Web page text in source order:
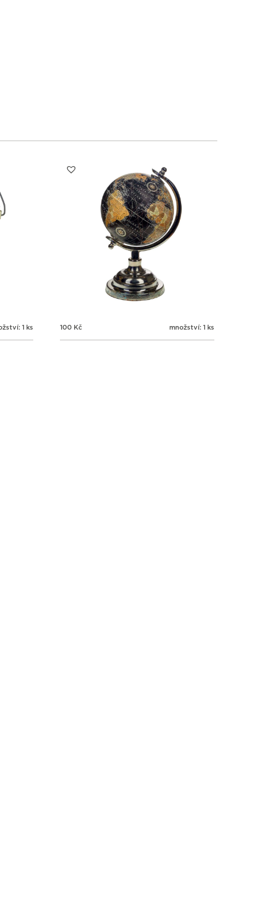
1 ks 100 Kč množství: 1 ks